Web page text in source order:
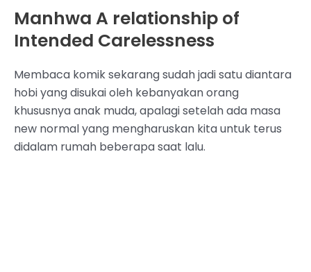
Manhwa A relationship of
Intended Carelessness
Membaca komik sekarang sudah jadi satu diantara
hobi yang disukai oleh kebanyakan orang
khususnya anak muda, apalagi setelah ada masa
new normal yang mengharuskan kita untuk terus
didalam rumah beberapa saat lalu.